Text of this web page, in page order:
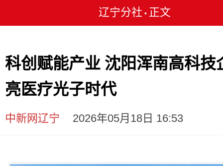
辽宁分社 • 正文
科创赋能产业 沈阳浑南高科技
亮医疗光子时代
中新网辽宁 2026年05月18日 16:53